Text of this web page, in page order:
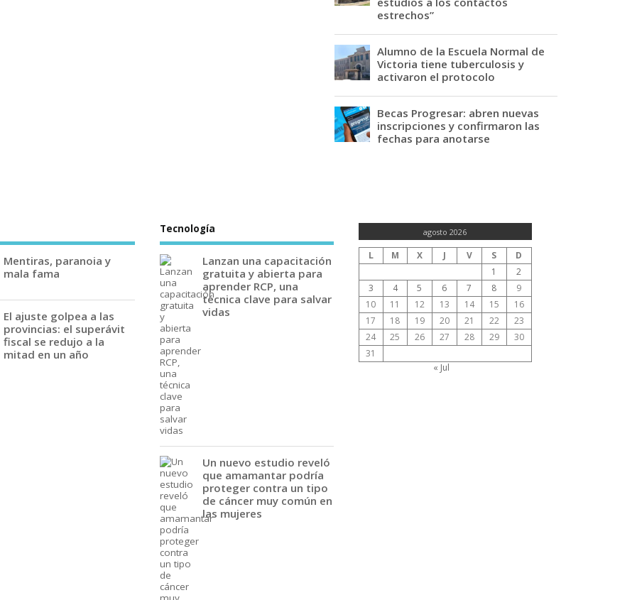
estrechos”
Alumno de la Escuela Normal de
Victoria tiene tuberculosis y
activaron el protocolo
Becas Progresar: abren nuevas
inscripciones y confirmaron las
fechas para anotarse
Mentiras, paranoia y
mala fama
El ajuste golpea a las
provincias: el superávit
fiscal se redujo a la
mitad en un año
Tecnología
Lanzan una capacitación
gratuita y abierta para
aprender RCP, una
técnica clave para salvar
vidas
Un nuevo estudio reveló
que amamantar podría
proteger contra un tipo
de cáncer muy común en
las mujeres
agosto 2026
L M X J V S
D
1
2
3
4 5 6 7 8
9
10
11 12 13 14 15
16
17
18 19 20 21 22
23
24
25 26 27 28 29
30
31
« Jul